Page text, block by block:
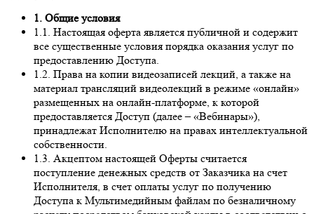
1. Общие условия
1.1. Настоящая оферта является публичной и содержит
все существенные условия порядка оказания услуг по
предоставлению Доступа.
1.2. Права на копии видеозаписей лекций, а также на
материал трансляций видеолекций в режиме «онлайн»
размещенных на онлайн-платформе, к которой
предоставляется Доступ (далее – «Вебинары»),
принадлежат Исполнителю на правах интеллектуальной
собственности.
1.3. Акцептом настоящей Оферты считается
поступление денежных средств от Заказчика на счет
Исполнителя, в счет оплаты услуг по получению
Доступа к Мультимедийным файлам по безналичному